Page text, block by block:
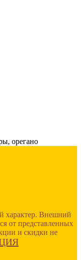
орегано
характер. Внешний
от представленных
и скидки не